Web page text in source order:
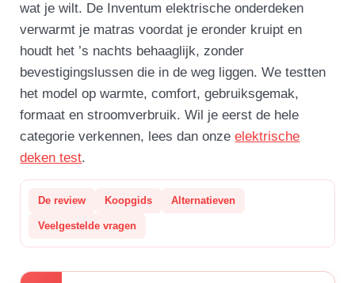
wat je wilt. De Inventum elektrische onderdeken
verwarmt je matras voordat je eronder kruipt en
houdt het ’s nachts behaaglijk, zonder
bevestigingslussen die in de weg liggen. We testten
het model op warmte, comfort, gebruiksgemak,
formaat en stroomverbruik. Wil je eerst de hele
categorie verkennen, lees dan onzeelektrische
deken test.
De review Koopgids Alternatieven
Veelgestelde vragen